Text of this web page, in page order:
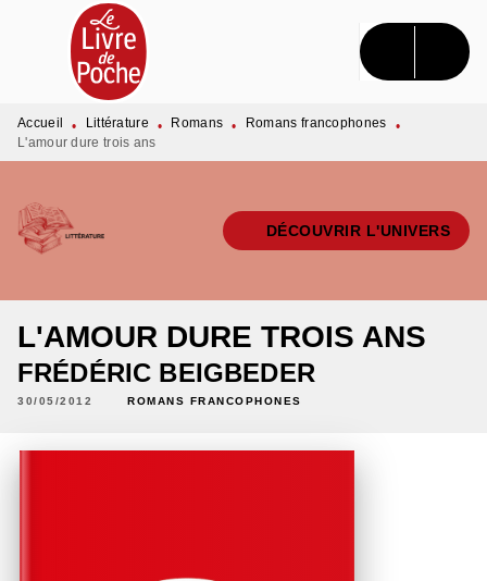
MENU RECHERCHE CONTENU
PIED DE PAGE
Accueil • Littérature • Romans • Romans francophones
•
L'amour dure trois ans
DÉCOUVRIR L'UNIVERS
L'AMOUR DURE TROIS ANS
FRÉDÉRIC BEIGBEDER
30/05/2012 ROMANS FRANCOPHONES